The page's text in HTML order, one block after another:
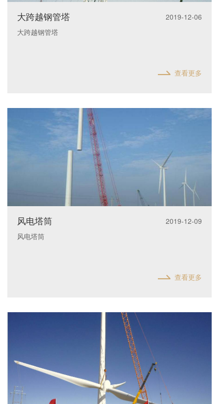
大跨越钢管塔
2019-12-06
大跨越钢管塔
查看更多
风电塔筒
2019-12-09
风电塔筒
查看更多